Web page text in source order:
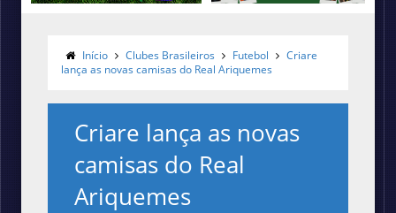
Início Clubes Brasileiros Futebol
Criare
lança as novas camisas do Real Ariquemes
Criare lança as novas
camisas do Real
Ariquemes